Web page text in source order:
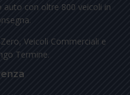
auto con oltre 800 veicoli in
Veicoli Commerciali e
Termine.